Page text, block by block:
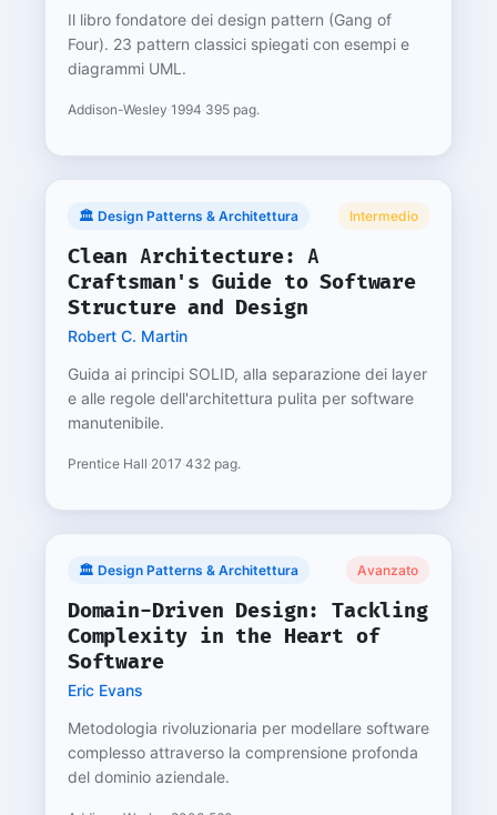
Il libro fondatore dei design pattern (Gang of
Four). 23 pattern classici spiegati con esempi e
diagrammi UML.
Addison-Wesley·1994·395 pag.
🏛️ Design Patterns & Architettura Intermedio
Clean Architecture: A
Craftsman's Guide to Software
Structure and Design
Robert C. Martin
Guida ai principi SOLID, alla separazione dei layer
e alle regole dell'architettura pulita per software
manutenibile.
Prentice Hall·2017·432 pag.
🏛️ Design Patterns & Architettura Avanzato
Domain-Driven Design: Tackling
Complexity in the Heart of
Software
Eric Evans
Metodologia rivoluzionaria per modellare software
complesso attraverso la comprensione profonda
del dominio aziendale.